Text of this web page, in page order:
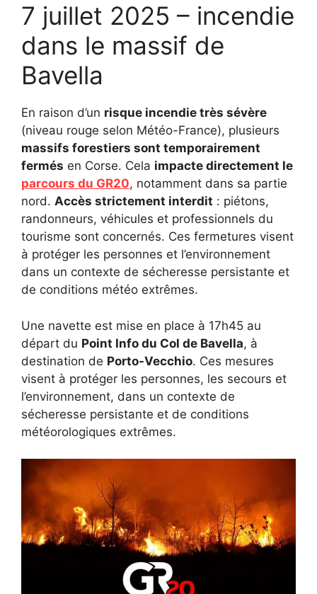
7 juillet 2025 – incendie
dans le massif de
Bavella
En raison d’un risque incendie très sévère
(niveau rouge selon Météo-France), plusieurs
massifs forestiers sont temporairement
fermés en Corse. Cela impacte directement le
parcours du GR20, notamment dans sa partie
nord. Accès strictement interdit : piétons,
randonneurs, véhicules et professionnels du
tourisme sont concernés. Ces fermetures visent
à protéger les personnes et l’environnement
dans un contexte de sécheresse persistante et
de conditions météo extrêmes.
Une navette est mise en place à 17h45 au
départ du Point Info du Col de Bavella, à
destination de Porto-Vecchio. Ces mesures
visent à protéger les personnes, les secours et
l’environnement, dans un contexte de
sécheresse persistante et de conditions
météorologiques extrêmes.